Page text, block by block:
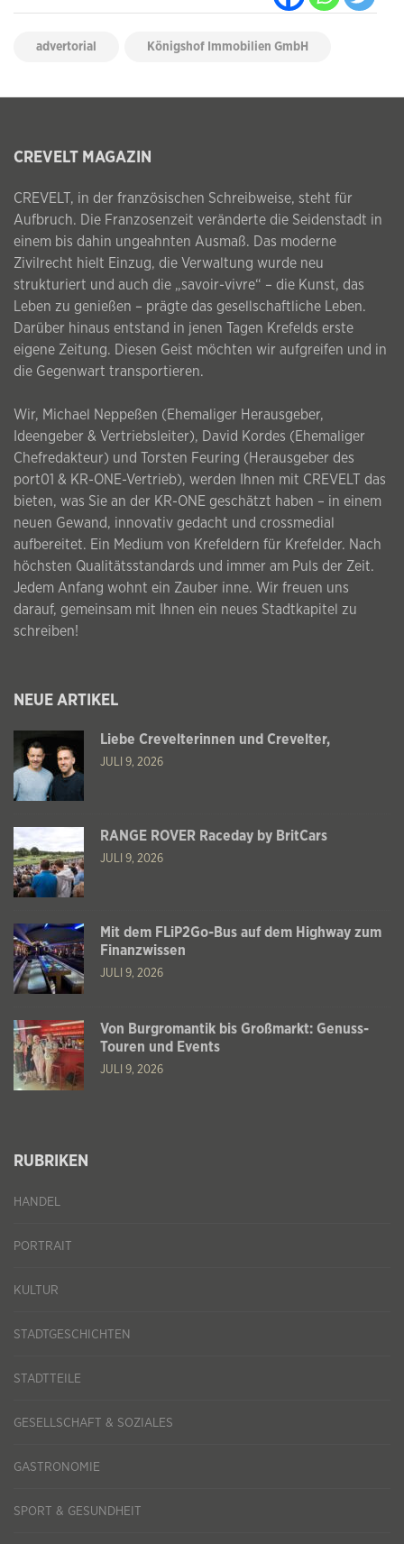
advertorial Königshof Immobilien GmbH
CREVELT MAGAZIN
CREVELT, in der französischen Schreibweise, steht für
Aufbruch. Die Franzosenzeit veränderte die Seidenstadt in
einem bis dahin ungeahnten Ausmaß. Das moderne
Zivilrecht hielt Einzug, die Verwaltung wurde neu
strukturiert und auch die „savoir-vivre“ – die Kunst, das
Leben zu genießen – prägte das gesellschaftliche Leben.
Darüber hinaus entstand in jenen Tagen Krefelds erste
eigene Zeitung. Diesen Geist möchten wir aufgreifen und in
die Gegenwart transportieren.
Wir, Michael Neppeßen (Ehemaliger Herausgeber,
Ideengeber & Vertriebsleiter), David Kordes (Ehemaliger
Chefredakteur) und Torsten Feuring (Herausgeber des
port01 & KR-ONE-Vertrieb), werden Ihnen mit CREVELT das
bieten, was Sie an der KR-ONE geschätzt haben – in einem
neuen Gewand, innovativ gedacht und crossmedial
aufbereitet. Ein Medium von Krefeldern für Krefelder. Nach
höchsten Qualitätsstandards und immer am Puls der Zeit.
Jedem Anfang wohnt ein Zauber inne. Wir freuen uns
darauf, gemeinsam mit Ihnen ein neues Stadtkapitel zu
schreiben!
NEUE ARTIKEL
Liebe Crevelterinnen und Crevelter,
JULI 9, 2026
RANGE ROVER Raceday by BritCars
JULI 9, 2026
Mit dem FLiP2Go-Bus auf dem Highway zum
Finanzwissen
JULI 9, 2026
Von Burgromantik bis Großmarkt: Genuss-
Touren und Events
JULI 9, 2026
RUBRIKEN
HANDEL
PORTRAIT
KULTUR
STADTGESCHICHTEN
STADTTEILE
GESELLSCHAFT & SOZIALES
GASTRONOMIE
SPORT & GESUNDHEIT